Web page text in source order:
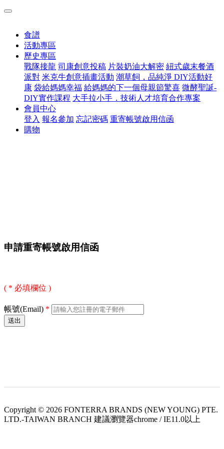
食譜
活動專區
歷史專區
戰隊接龍 司康創意投稿 片裝奶油大解密 紐式歲末餐酒
派對 米克牛創意插畫活動 潮草飼，品純淨 DIY活動好
康 袋給媽媽幸福 給媽媽的下一個母親節驚喜 微酵聖誕-
DIY實作課程 大手拉小手．技術人才培育合作專案
會員中心
登入 報名參加 忘記密碼 重寄帳號啟用信函
購物
申請重寄帳號啟用信函
( * 必填欄位 )
帳號(Email) *
Copyright © 2026 FONTERRA BRANDS (NEW YOUNG) PTE.
LTD.-TAIWAN BRANCH 建議瀏覽器chrome / IE11.0以上